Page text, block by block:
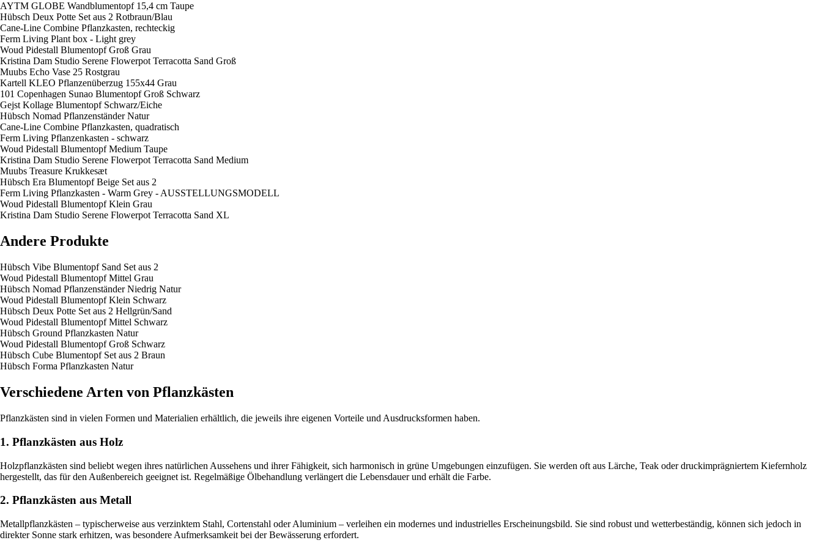
AYTM GLOBE Wandblumentopf 15,4 cm Taupe
Hübsch Deux Potte Set aus 2 Rotbraun/Blau
Cane-Line Combine Pflanzkasten, rechteckig
Ferm Living Plant box - Light grey
Woud Pidestall Blumentopf Groß Grau
Kristina Dam Studio Serene Flowerpot Terracotta Sand Groß
Muubs Echo Vase 25 Rostgrau
Kartell KLEO Pflanzenüberzug 155x44 Grau
101 Copenhagen Sunao Blumentopf Groß Schwarz
Gejst Kollage Blumentopf Schwarz/Eiche
Hübsch Nomad Pflanzenständer Natur
Cane-Line Combine Pflanzkasten, quadratisch
Ferm Living Pflanzenkasten - schwarz
Woud Pidestall Blumentopf Medium Taupe
Kristina Dam Studio Serene Flowerpot Terracotta Sand Medium
Muubs Treasure Krukkesæt
Hübsch Era Blumentopf Beige Set aus 2
Ferm Living Pflanzkasten - Warm Grey - AUSSTELLUNGSMODELL
Woud Pidestall Blumentopf Klein Grau
Kristina Dam Studio Serene Flowerpot Terracotta Sand XL
Andere Produkte
Hübsch Vibe Blumentopf Sand Set aus 2
Woud Pidestall Blumentopf Mittel Grau
Hübsch Nomad Pflanzenständer Niedrig Natur
Woud Pidestall Blumentopf Klein Schwarz
Hübsch Deux Potte Set aus 2 Hellgrün/Sand
Woud Pidestall Blumentopf Mittel Schwarz
Hübsch Ground Pflanzkasten Natur
Woud Pidestall Blumentopf Groß Schwarz
Hübsch Cube Blumentopf Set aus 2 Braun
Hübsch Forma Pflanzkasten Natur
Verschiedene Arten von Pflanzkästen
Pflanzkästen sind in vielen Formen und Materialien erhältlich, die jeweils ihre eigenen Vorteile und Ausdrucksformen haben.
1. Pflanzkästen aus Holz
Holzpflanzkästen sind beliebt wegen ihres natürlichen Aussehens und ihrer Fähigkeit, sich harmonisch in grüne Umgebungen einzufügen. Sie werden oft aus Lärche, Teak oder druckimprägniertem Kiefernholz
hergestellt, das für den Außenbereich geeignet ist. Regelmäßige Ölbehandlung verlängert die Lebensdauer und erhält die Farbe.
2. Pflanzkästen aus Metall
Metallpflanzkästen – typischerweise aus verzinktem Stahl, Cortenstahl oder Aluminium – verleihen ein modernes und industrielles Erscheinungsbild. Sie sind robust und wetterbeständig, können sich jedoch in
direkter Sonne stark erhitzen, was besondere Aufmerksamkeit bei der Bewässerung erfordert.